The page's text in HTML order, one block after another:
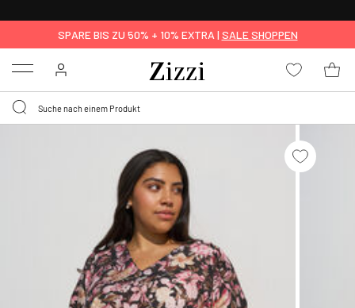
SPARE BIS ZU 50% + 10% EXTRA | SALE SHOPPEN
Menu